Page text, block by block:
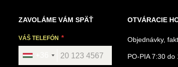
ZAVOLÁME VÁM SPÄŤ
VÁŠ TELEFÓN
OTVÁRACIE
Objednávky,
PO-PIA 7:30 do